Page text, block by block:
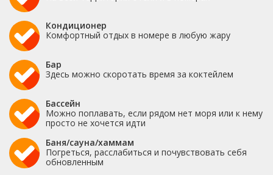
Кондиционер
Комфортный отдых в номере в любую жару
Бар
Здесь можно скоротать время за коктейлем
Бассейн
Можно поплавать, если рядом нет моря или к нему
просто не хочется идти
Баня/сауна/хаммам
Погреться, расслабиться и почувствовать себя
обновленным